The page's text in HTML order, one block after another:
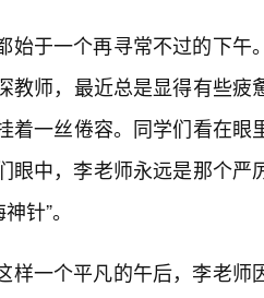
始于一个再寻常不过的下午
教师，最近总是显得有些
着一丝倦容。同学们看在
眼中，李老师永远是那个严
针”。
样一个平凡的午后，李老